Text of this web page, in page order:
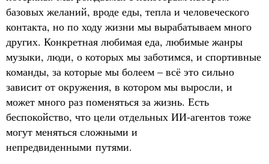
базовых желаний, вроде еды, тепла и человеческого
контакта, но по ходу жизни мы вырабатываем много
других. Конкретная любимая еда, любимые жанры
музыки, люди, о которых мы заботимся, и спортивные
команды, за которые мы болеем – всё это сильно
зависит от окружения, в котором мы выросли, и
может много раз поменяться за жизнь. Есть
беспокойство, что цели отдельных ИИ-агентов тоже
могут меняться сложными и
непредвиденными путями.